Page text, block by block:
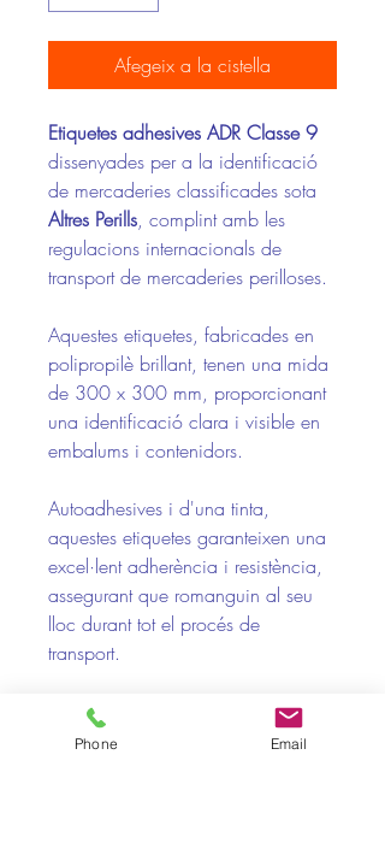
Afegeix a la cistella
Etiquetes adhesives ADR Classe 9
dissenyades per a la identificació
de mercaderies classificades sota
Altres Perills, complint amb les
regulacions internacionals de
transport de mercaderies perilloses.
Aquestes etiquetes, fabricades en
polipropilè brillant, tenen una mida
de 300 x 300 mm, proporcionant
una identificació clara i visible en
embalums i contenidors.
Autoadhesives i d'una tinta,
aquestes etiquetes garanteixen una
excel·lent adherència i resistència,
assegurant que romanguin al seu
lloc durant tot el procés de
transport.
Perfectes per marcar mercaderies
amb riscos diversos, complint els
Phone Email